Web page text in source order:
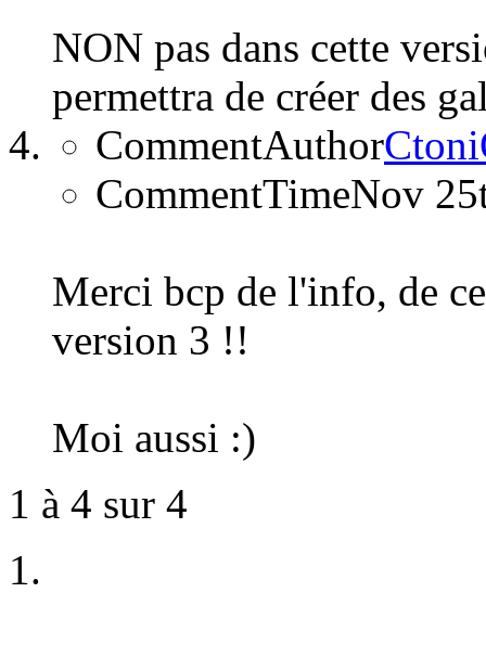
NON pas dans cette
permettra de créer des
CommentAuthor
CommentTimeNov
Merci bcp de l'info, de
version 3 !!
Moi aussi :)
1 à 4 sur 4